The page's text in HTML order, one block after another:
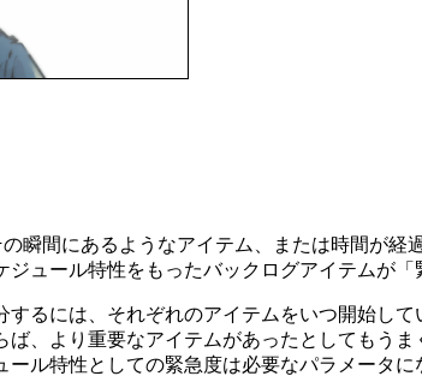
瞬間にあるようなアイテム、または時間が経
ュール特性をもったバックログアイテムが「
るには、それぞれのアイテムをいつ開始し
、より重要なアイテムがあったとしてもう
ル特性としての緊急度は必要なパラメータに